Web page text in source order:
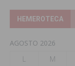
HEMEROTECA
AGOSTO 2026
L
M